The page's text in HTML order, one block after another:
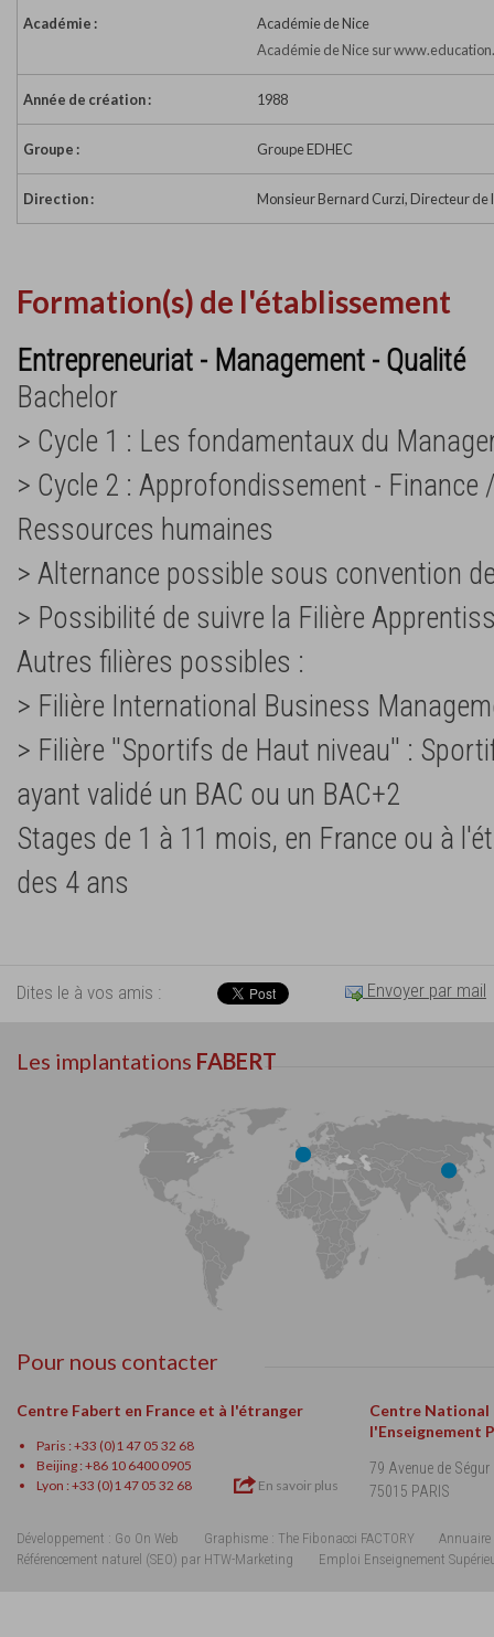
Académie :
Académie de Nice
Académie de Nice sur
Année de création : 1988
Groupe : Groupe EDHEC
Direction : Monsieur Bernard Curzi, Directeur de
Formation(s) de l'établissement
Entrepreneuriat - Management - Qualité
Bachelor
> Cycle 1 : Les fondamentaux du
> Cycle 2 : Approfondissement -
Ressources humaines
> Alternance possible sous convention
> Possibilité de suivre la Filière
Autres filières possibles :
> Filière International Business
> Filière ''Sportifs de Haut niveau'' :
ayant validé un BAC ou un BAC+2
Stages de 1 à 11 mois, en France ou à
des 4 ans
Dites le à vos amis : Envoyer par mail
Les implantations FABERT
Pour nous contacter
Centre Fabert en France et à l'étranger
Paris : +33 (0)1 47 05 32 68
Beijing : +86 10 6400 0905
Lyon : +33 (0)1 47 05 32 68
En savoir plus
Centre National
l'Enseignement
79 Avenue de Ségur
75015 PARIS
Développement : Go On Web Graphisme : The Fibonacci FACTORY
Annuaire
Référencement naturel (SEO) par HTW-Marketing
Emploi Enseignement